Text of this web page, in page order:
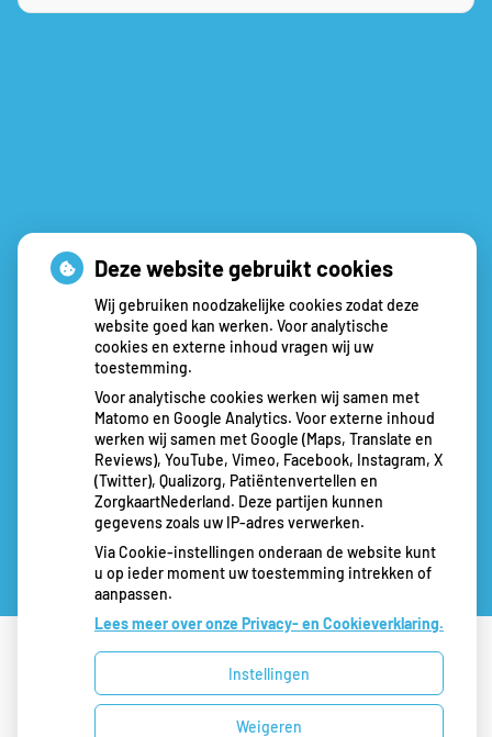
Uw Zorg Online|Beheer
Deze website gebruikt cookies
Wij gebruiken noodzakelijke cookies zodat deze
website goed kan werken. Voor analytische
cookies en externe inhoud vragen wij uw
toestemming.
Voor analytische cookies werken wij samen met
Matomo en Google Analytics. Voor externe inhoud
werken wij samen met Google (Maps, Translate en
Reviews), YouTube, Vimeo, Facebook, Instagram, X
(Twitter), Qualizorg, Patiëntenvertellen en
ZorgkaartNederland. Deze partijen kunnen
gegevens zoals uw IP-adres verwerken.
Via Cookie-instellingen onderaan de website kunt
u op ieder moment uw toestemming intrekken of
aanpassen.
Lees meer over onze Privacy- en Cookieverklaring.
Instellingen
Weigeren